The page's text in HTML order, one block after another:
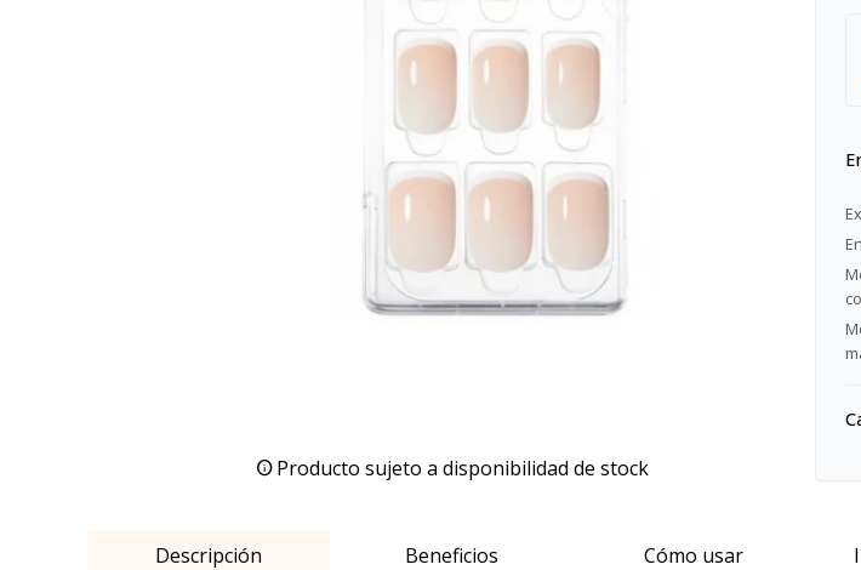
Producto sujeto a disponibilidad de stock
Descripción Beneficios Cómo usar